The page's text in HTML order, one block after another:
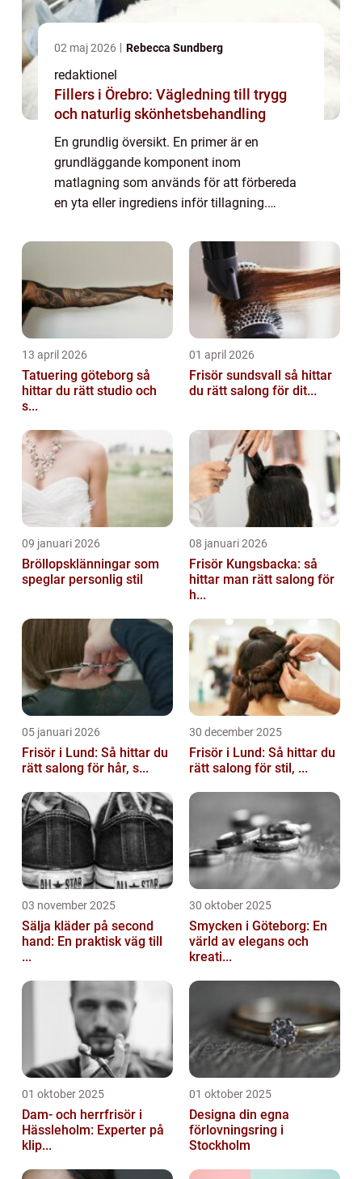
02 maj 2026 Rebecca Sundberg
redaktionel
Fillers i Örebro: Vägledning till trygg
och naturlig skönhetsbehandling
En grundlig översikt. En primer är en
grundläggande komponent inom
matlagning som används för att förbereda
en yta eller ingrediens inför tillagning.
avgörande för att uppnå perfektion i smak,
13 april 2026
Tatuering göteborg så
hittar du rätt studio och
s...
01 april 2026
Frisör sundsvall så hittar
du rätt salong för dit...
09 januari 2026
Bröllopsklänningar som
speglar personlig stil
08 januari 2026
Frisör Kungsbacka: så
hittar man rätt salong för
h...
05 januari 2026
Frisör i Lund: Så hittar du
rätt salong för hår, s...
30 december 2025
Frisör i Lund: Så hittar du
rätt salong för stil, ...
03 november 2025
Sälja kläder på second
hand: En praktisk väg till
...
30 oktober 2025
Smycken i Göteborg: En
värld av elegans och
kreati...
01 oktober 2025
Dam- och herrfrisör i
Hässleholm: Experter på
klip...
01 oktober 2025
Designa din egna
förlovningsring i
Stockholm